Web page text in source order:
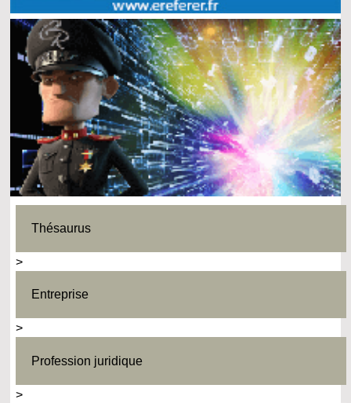
Thésaurus
>
Entreprise
>
Profession juridique
>